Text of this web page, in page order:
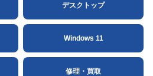
デスクトップ
Windows 11
修理・買取